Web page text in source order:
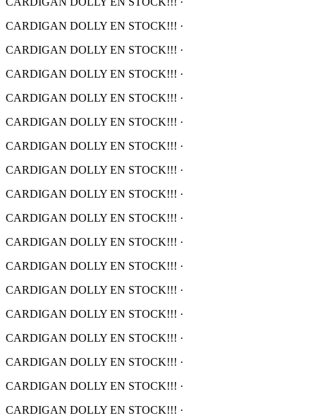
CARDIGAN DOLLY EN STOCK!!! ·
CARDIGAN DOLLY EN STOCK!!! ·
CARDIGAN DOLLY EN STOCK!!! ·
CARDIGAN DOLLY EN STOCK!!! ·
CARDIGAN DOLLY EN STOCK!!! ·
CARDIGAN DOLLY EN STOCK!!! ·
CARDIGAN DOLLY EN STOCK!!! ·
CARDIGAN DOLLY EN STOCK!!! ·
CARDIGAN DOLLY EN STOCK!!! ·
CARDIGAN DOLLY EN STOCK!!! ·
CARDIGAN DOLLY EN STOCK!!! ·
CARDIGAN DOLLY EN STOCK!!! ·
CARDIGAN DOLLY EN STOCK!!! ·
CARDIGAN DOLLY EN STOCK!!! ·
CARDIGAN DOLLY EN STOCK!!! ·
CARDIGAN DOLLY EN STOCK!!! ·
CARDIGAN DOLLY EN STOCK!!! ·